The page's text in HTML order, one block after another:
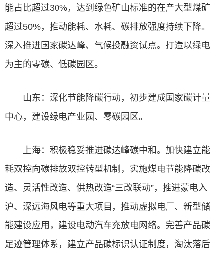
能占比超过30%，达到绿色矿山标准的在产大型煤矿
超过50%，推动能耗、水耗、碳排放强度持续下降。
深入推进国家碳达峰、气候投融资试点。打造以绿电
为主的零碳、低碳园区。
山东：深化节能降碳行动，初步建成国家碳计量
中心，建设绿电产业园、零碳园区。
上海：积极稳妥推进碳达峰碳中和。加快建立能
耗双控向碳排放双控转型机制，实施煤电节能降碳改
造、灵活性改造、供热改造“三改联动”，推进蒙电入
沪、深远海风电等重大项目，推动虚拟电厂、新型储
能建设应用，建设电动汽车充放电网络。完善产品碳
足迹管理体系，建立产品碳标识认证制度，淘汰落后